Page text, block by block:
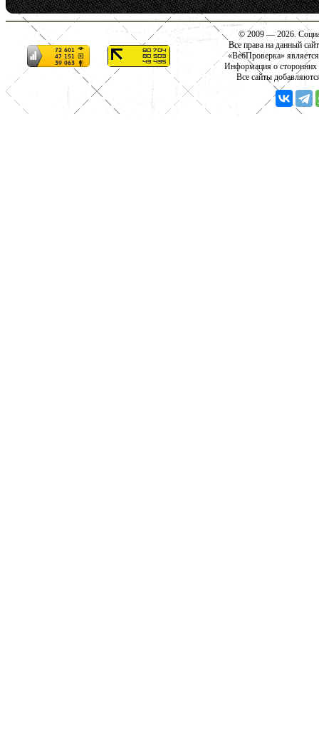
© 2009 — 2026.
Все права на данный
«ВебПроверка»
Информация о сторонних
Все сайты